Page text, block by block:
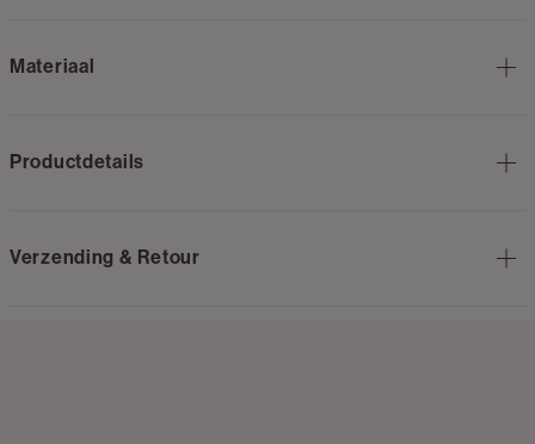
Materiaal
Productdetails
Verzending & Retour